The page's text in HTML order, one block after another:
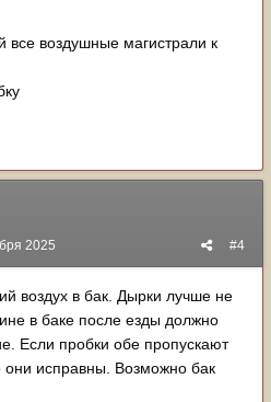
все воздушные магистрали к
#4
2025
воздух в бак. Дырки лучше не
в баке после езды должно
Если пробки обе пропускают
они исправны. Возможно бак